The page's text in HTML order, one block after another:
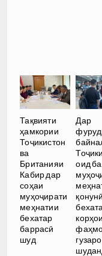
Тақвияти
ҳамкории
Тоҷикистон
ва
Британияи
Кабир дар
соҳаи
муҳоҷирати
меҳнатии
бехатар
баррасӣ
шуд
Дар
оид ба
корҳои